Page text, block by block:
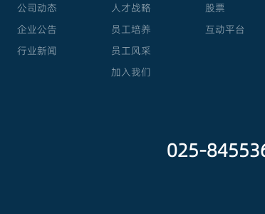
公司动态
企业公告
行业新闻
人才战略
员工培养
员工风采
加入我们
股票
互动平台
025-